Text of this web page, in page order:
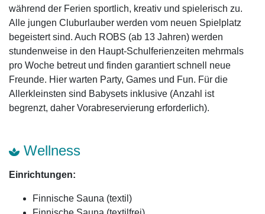
während der Ferien sportlich, kreativ und spielerisch zu.
Alle jungen Cluburlauber werden vom neuen Spielplatz
begeistert sind. Auch ROBS (ab 13 Jahren) werden
stundenweise in den Haupt-Schulferienzeiten mehrmals
pro Woche betreut und finden garantiert schnell neue
Freunde. Hier warten Party, Games und Fun. Für die
Allerkleinsten sind Babysets inklusive (Anzahl ist
begrenzt, daher Vorabreservierung erforderlich).
Wellness
Einrichtungen:
Finnische Sauna (textil)